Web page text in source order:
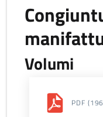
Volumi
PDF